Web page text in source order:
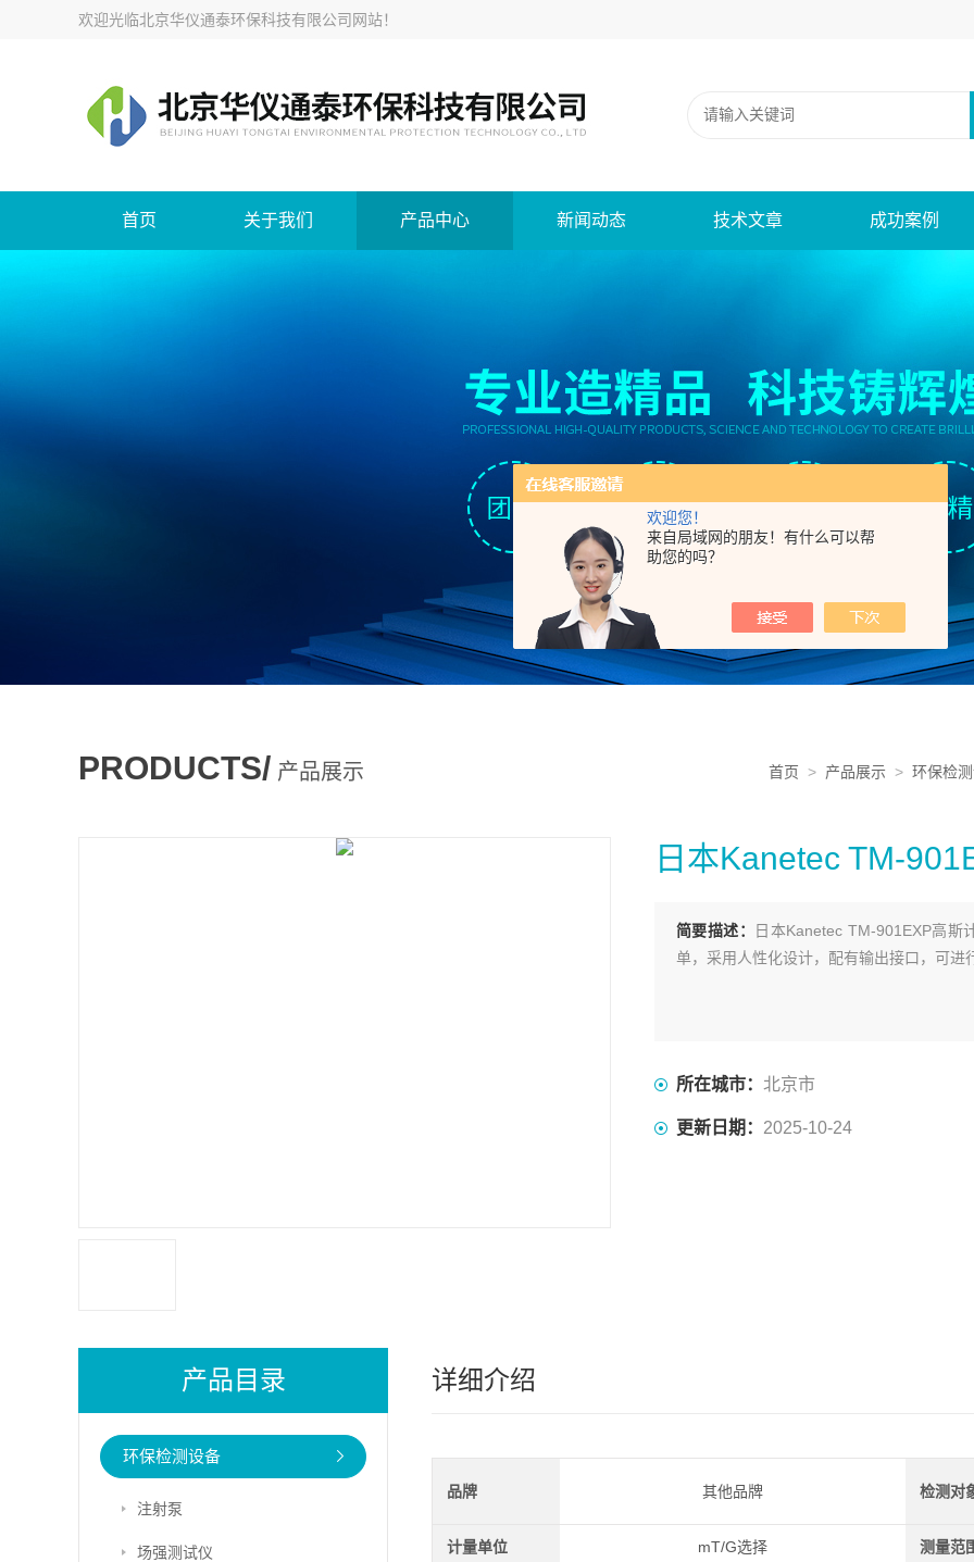
欢迎您！
来自局域网的朋友！有什么可以帮
助您的吗？
欢迎光临北京华仪通泰环保科技有限公司网站！
首页 关于我们 产品中心 新闻动态 技术文章 成功案例
PRODUCTS/ 产品展示 首页 > 产品展示 > 环保检
日本Kanetec TM-
简要描述：
日本Kanetec TM-901EXP高斯
单，采用人性化设计，配有输出接口，可进
所在城市： 北京市
更新日期： 2025-10-24
产品目录
环保检测设备
注射泵
场强测试仪
详细介绍
品牌 其他品牌 检测对
计量单位 mT/G选择 测量范